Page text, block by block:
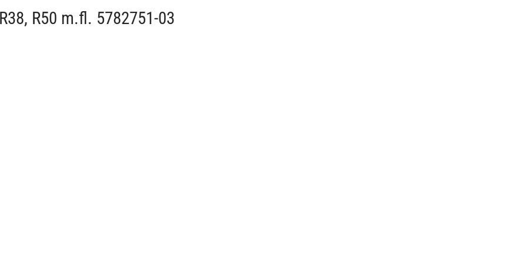
R50 m.fl. 5782751-03